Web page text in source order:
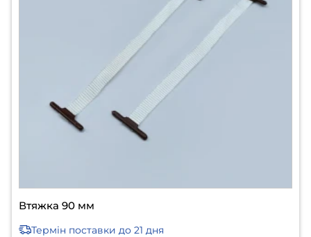
Втяжка 90 мм
Термін поставки до 21 дня